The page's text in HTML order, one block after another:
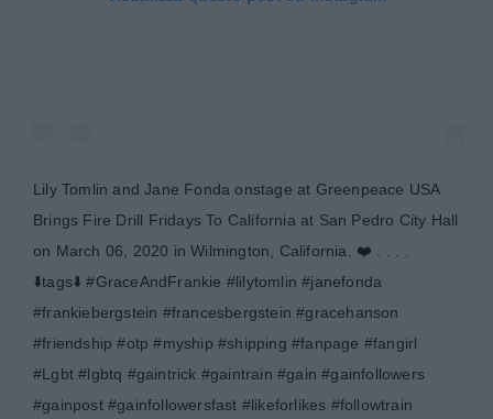
Lily Tomlin and Jane Fonda onstage at Greenpeace USA
Brings Fire Drill Fridays To California at San Pedro City Hall
on March 06, 2020 in Wilmington, California. ❤️ . . . .
⬇️tags⬇️ #GraceAndFrankie #lilytomlin #janefonda
#frankiebergstein #francesbergstein #gracehanson
#friendship #otp #myship #shipping #fanpage #fangirl
#Lgbt #lgbtq #gaintrick #gaintrain #gain #gainfollowers
#gainpost #gainfollowersfast #likeforlikes #followtrain